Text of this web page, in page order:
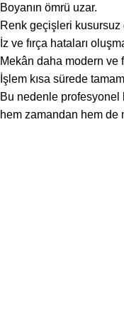
Boyanın ömrü uzar.
Renk geçişleri kusursuz
İz ve fırça hataları
Mekân daha modern ve
İşlem kısa sürede
Bu nedenle
hem zamandan hem de